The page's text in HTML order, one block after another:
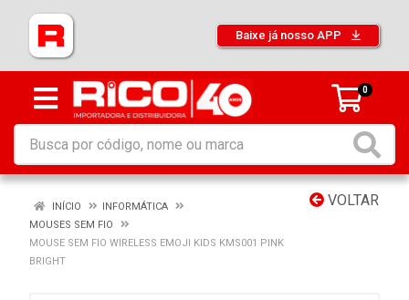
Baixe já nosso APP
0
VOLTAR
INÍCIO
INFORMÁTICA
MOUSES SEM FIO
MOUSE SEM FIO WIRELESS EMOJI KIDS KMS001 PINK
BRIGHT